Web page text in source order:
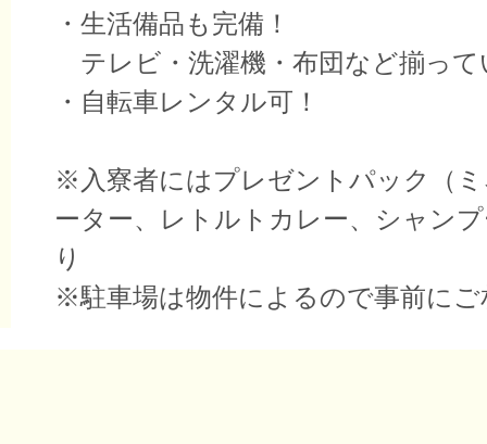
・生活備品も完備！
テレビ・洗濯機・布団など揃って
・自転車レンタル可！
※入寮者にはプレゼントパック（
ーター、レトルトカレー、シャン
り
※駐車場は物件によるので事前に